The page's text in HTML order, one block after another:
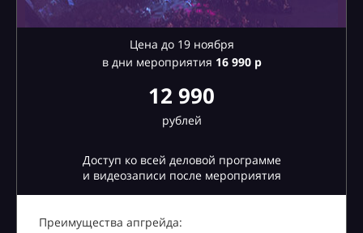
Цена до 19 ноября
в дни мероприятия 16990 р
12 990
рублей
Доступ ко всей деловой программе
и видеозаписи после мероприятия
Преимущества апгрейда: